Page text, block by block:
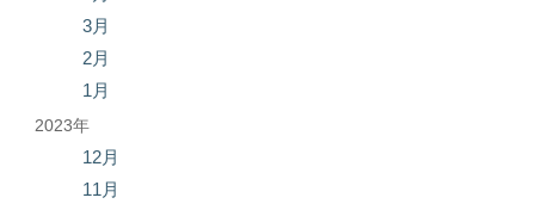
3月
2月
1月
2023年
12月
11月